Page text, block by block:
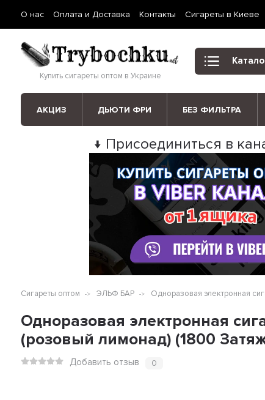
О нас Оплата и Доставка Контакты Сигареты в Киеве
Купить сигареты оптом в Украине
АКЦИЗ ДЬЮТИ ФРИ БЕЗ ФИЛЬТРА
↓ Присоединиться в
Сигареты оптом ЭЛЬФ БАР Одноразовая электронная
Одноразовая электронная
(розовый лимонад) (1800
Добавить отзыв 0